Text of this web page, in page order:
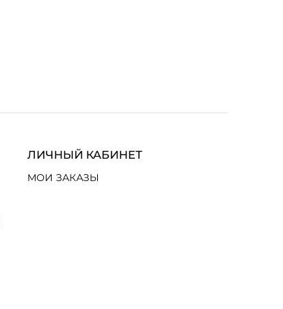
ЛИЧНЫЙ КАБИНЕТ
МОИ ЗАКАЗЫ